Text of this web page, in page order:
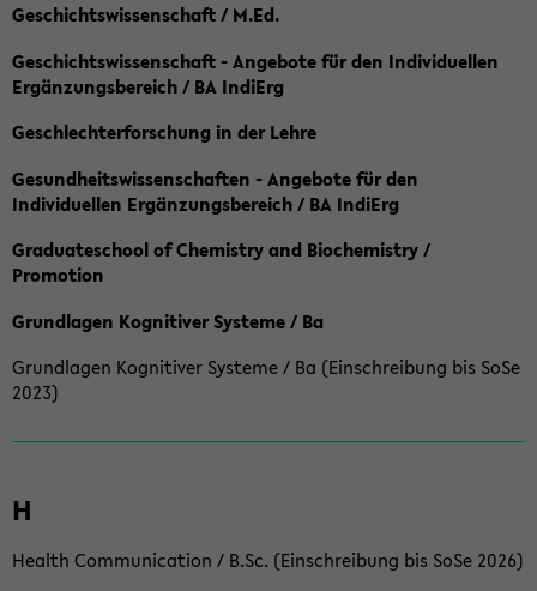
Geschichtswissenschaft / M.Ed.
Geschichtswissenschaft - Angebote für den Individuellen
Ergänzungsbereich / BA IndiErg
Geschlechterforschung in der Lehre
Gesundheitswissenschaften - Angebote für den
Individuellen Ergänzungsbereich / BA IndiErg
Graduateschool of Chemistry and Biochemistry /
Promotion
Grundlagen Kognitiver Systeme / Ba
Grundlagen Kognitiver Systeme / Ba (Einschreibung bis SoSe
2023)
H
Health Communication / B.Sc. (Einschreibung bis SoSe 2026)